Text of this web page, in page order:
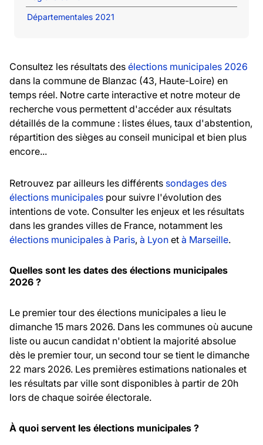
Départementales 2021
Consultez les résultats des élections municipales 2026
dans la commune de Blanzac (43, Haute-Loire) en
temps réel. Notre carte interactive et notre moteur de
recherche vous permettent d'accéder aux résultats
détaillés de la commune : listes élues, taux d'abstention,
répartition des sièges au conseil municipal et bien plus
encore...
Retrouvez par ailleurs les différents sondages des
élections municipales pour suivre l'évolution des
intentions de vote. Consulter les enjeux et les résultats
dans les grandes villes de France, notamment les
élections municipales à Paris, à Lyon et à Marseille.
Quelles sont les dates des élections municipales
2026 ?
Le premier tour des élections municipales a lieu le
dimanche 15 mars 2026. Dans les communes où aucune
liste ou aucun candidat n'obtient la majorité absolue
dès le premier tour, un second tour se tient le dimanche
22 mars 2026. Les premières estimations nationales et
les résultats par ville sont disponibles à partir de 20h
lors de chaque soirée électorale.
À quoi servent les élections municipales ?